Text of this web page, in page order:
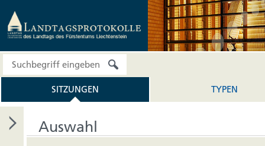
SITZUNGEN TYPEN
Auswahl